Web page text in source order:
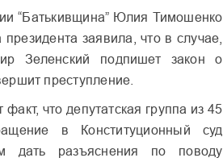
“Батькивщина” Юлия Тимошенко
заявила, что в случае,
Зеленский подпишет закон о
преступление.
что депутатская группа из 45
в Конституционный суд
дать разъяснения по поводу